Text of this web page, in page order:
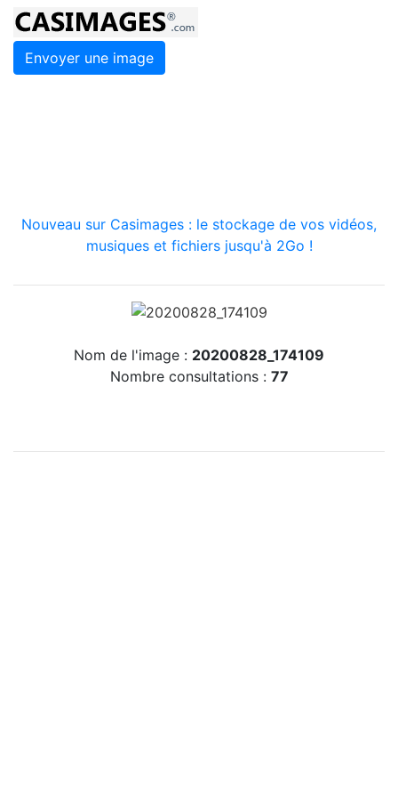
Envoyer une image
Nouveau sur Casimages : le stockage de vos vidéos,
musiques et fichiers jusqu'à 2Go !
Nom de l'image : 20200828_174109
Nombre consultations : 77